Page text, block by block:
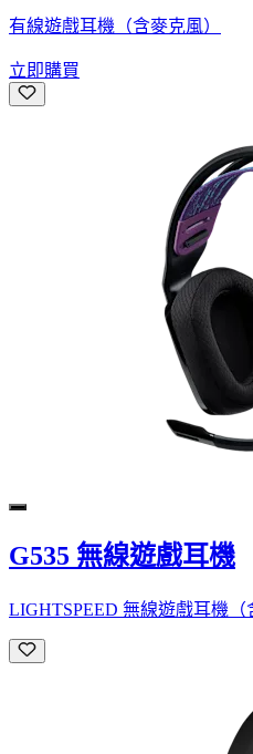
有線遊戲耳機（含麥克風）
立即購買
G535 無線遊戲耳機
LIGHTSPEED 無線遊戲耳機（